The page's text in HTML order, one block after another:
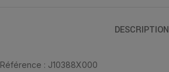
DESCRIPTION
Référence : J10388X000